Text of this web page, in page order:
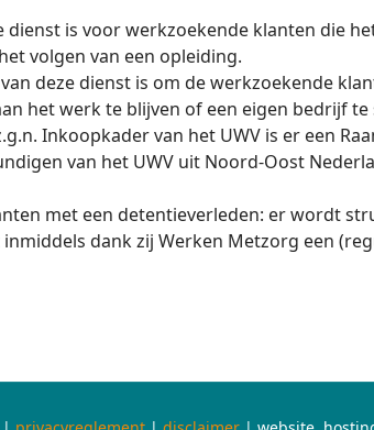
dienst is voor werkzoekende klanten die
volgen van een opleiding.
deze dienst is om de werkzoekende
het werk te blijven of een eigen bedrijf te
Inkoopkader van het UWV is er een
van het UWV uit Noord-Oost
met een detentieverleden: er wordt
dank zij Werken Metzorg een